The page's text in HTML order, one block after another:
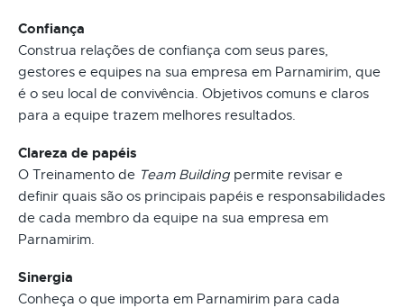
Confiança
Construa relações de confiança com seus pares,
gestores e equipes na sua empresa em Parnamirim, que
é o seu local de convivência. Objetivos comuns e claros
para a equipe trazem melhores resultados.
Clareza de papéis
O Treinamento de Team Building permite revisar e
definir quais são os principais papéis e responsabilidades
de cada membro da equipe na sua empresa em
Parnamirim.
Sinergia
Conheça o que importa em Parnamirim para cada